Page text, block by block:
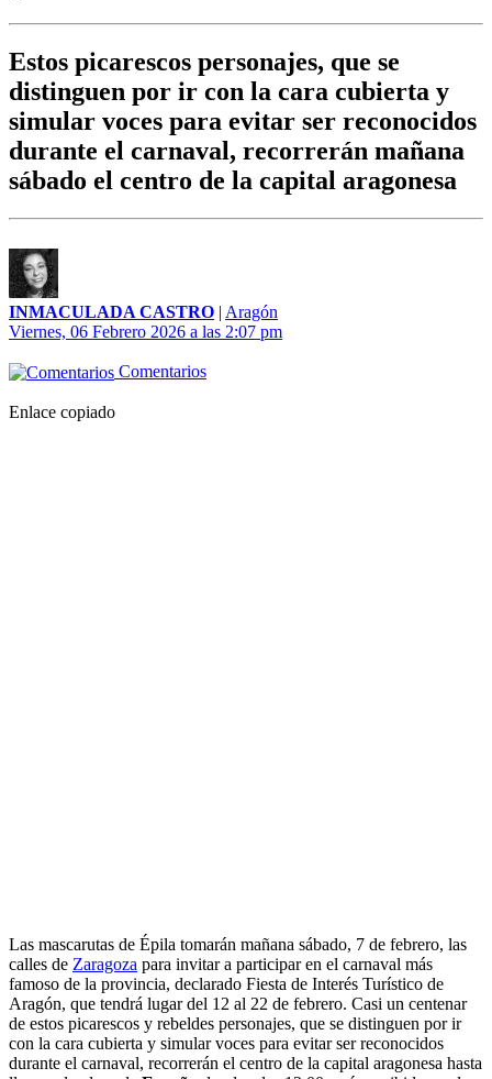
Estos picarescos personajes, que se
distinguen por ir con la cara cubierta y
simular voces para evitar ser reconocidos
durante el carnaval, recorrerán mañana
sábado el centro de la capital aragonesa
INMACULADA CASTRO | Aragón
Viernes, 06 Febrero 2026 a las 2:07 pm
Comentarios
Enlace copiado
Las mascarutas de Épila tomarán mañana sábado, 7 de febrero, las
calles de Zaragoza para invitar a participar en el carnaval más
famoso de la provincia, declarado Fiesta de Interés Turístico de
Aragón, que tendrá lugar del 12 al 22 de febrero. Casi un centenar
de estos picarescos y rebeldes personajes, que se distinguen por ir
con la cara cubierta y simular voces para evitar ser reconocidos
durante el carnaval, recorrerán el centro de la capital aragonesa hasta